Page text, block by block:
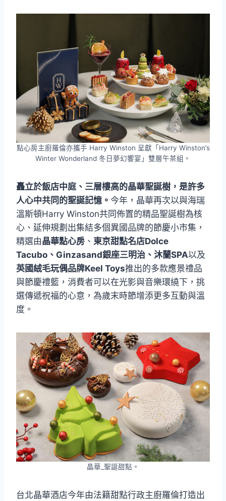
點心房主廚羅倫亦攜手 Harry Winston 呈獻「Harry Winston’s
Winter Wonderland 冬日夢幻饗宴」雙層午茶組。
矗立於飯店中庭、三層樓高的晶華聖誕樹，是許多
人心中共同的聖誕記憶。 今年，晶華再次以與海瑞
溫斯頓Harry Winston共同佈置的精品聖誕樹為核
心、延伸規劃出集結多個異國品牌的節慶小市集，
精選由晶華點心房 、 東京甜點名店Dolce
Tacubo、Ginzasand銀座三明治、沐蘭SPA以及
英國絨毛玩偶品牌Keel Toys推出的多款應景禮品
與節慶禮籃，消費者可以在光影與音樂環繞下，挑
選傳遞祝福的心意，為歲末時節增添更多互動與溫
度。
晶華_聖誕甜點。
台北晶華酒店今年由法籍甜點行政主廚羅倫打造出